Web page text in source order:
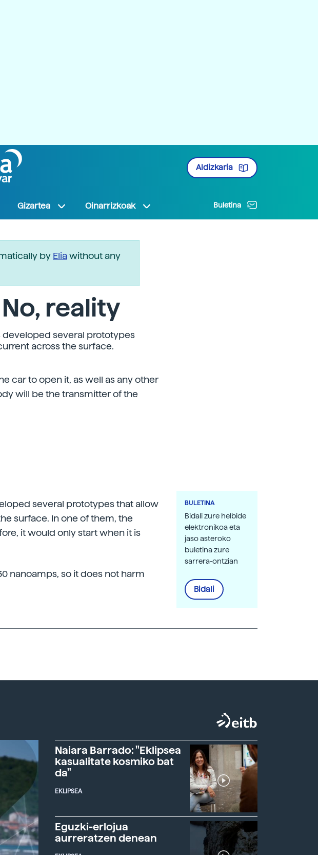
Aldizkaria
Gizartea Oinarrizkoak Buletina
by Eliawithout any
reality
several prototypes
across the surface.
car to open it, as well as any other
will be the transmitter of the
several prototypes that allow
surface. In one of them, the
it would only start when it is
nanoamps, so it does not harm
BULETINA
Bidali zure helbide
elektronikoa eta
jaso asteroko
buletina zure
sarrera-ontzian
Bidali
Naiara Barrado: "Eklipsea
kasualitate kosmiko bat
da"
EKLIPSEA
Eguzki-erlojua
aurreratzen denean